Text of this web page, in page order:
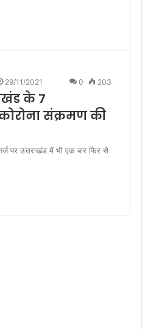
29/11/2021 0 203
के 7
संक्रमण की
पर उत्तराखंड में भी एक बार फिर से